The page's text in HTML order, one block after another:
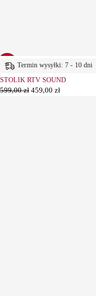
23% Termin wysyłki: 7 - 10 dni
STOLIK RTV SOUND
599,00zł 459,00 zł